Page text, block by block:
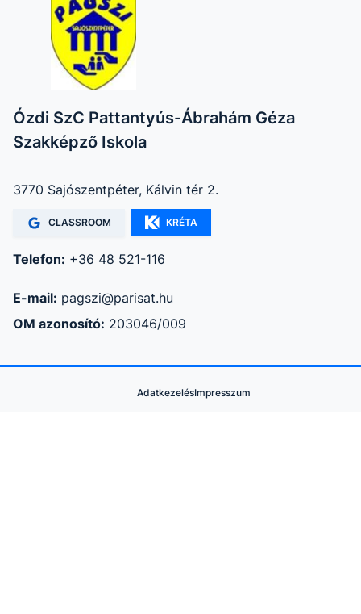
Ózdi SzC Pattantyús-Ábrahám Géza
Szakképző Iskola
3770 Sajószentpéter, Kálvin tér 2.
CLASSROOM KRÉTA
Telefon: +36 48 521-116
E-mail: pagszi@parisat.hu
OM azonosító: 203046/009
AdatkezelésImpresszum